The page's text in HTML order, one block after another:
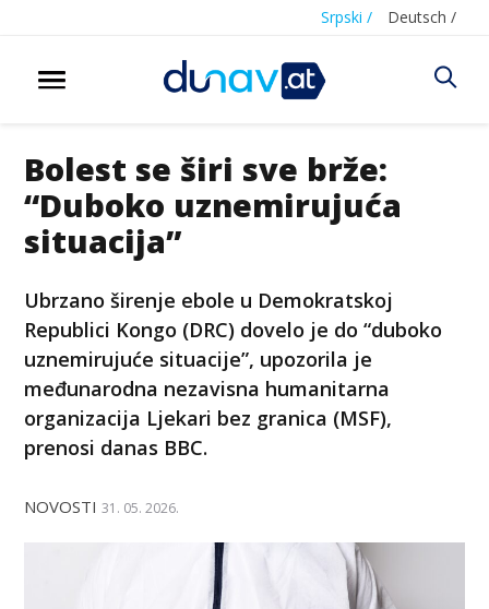
Srpski / Deutsch /
Bolest se širi sve brže:
“Duboko uznemirujuća
situacija”
Ubrzano širenje ebole u Demokratskoj
Republici Kongo (DRC) dovelo je do “duboko
uznemirujuće situacije”, upozorila je
međunarodna nezavisna humanitarna
organizacija Ljekari bez granica (MSF),
prenosi danas BBC.
NOVOSTI 31. 05. 2026.